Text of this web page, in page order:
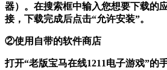
器）。在搜索框中输入您想要下载的
接，下载完成后点击“允许安装”。
②使用自带的软件商店
打开“老版宝马在线1211电子游戏”的